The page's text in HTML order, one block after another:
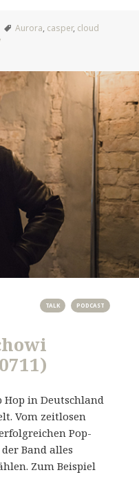
Tags
Aurora, casper, cloud
#005: LGoony & Crack Ignaz
PODCAST
TALK
Hop in Deutschland
Vom zeitlosen
Pop-
Band alles
Zum Beispiel